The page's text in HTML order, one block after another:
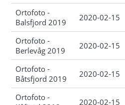
Ortofoto -
Balsfjord 2019
2020-02-15
Ortofoto -
Berlevåg 2019
2020-02-15
Ortofoto -
Båtsfjord 2019
2020-02-15
Ortofoto -
2020-02-15